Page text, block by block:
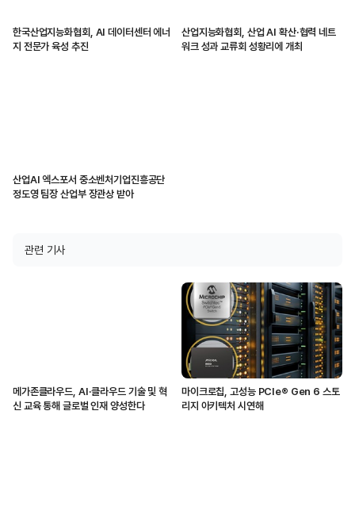
한국산업지능화협회, AI 데이터센터 에너
지 전문가 육성 추진
산업지능화협회, 산업 AI 확산·협력 네트
워크 성과 교류회 성황리에 개최
산업AI 엑스포서 중소벤처기업진흥공단
정도영 팀장 산업부 장관상 받아
관련 기사
메가존클라우드, AI·클라우드 기술 및 혁
신 교육 통해 글로벌 인재 양성한다
마이크로칩, 고성능 PCIe® Gen 6 스토
리지 아키텍처 시연해